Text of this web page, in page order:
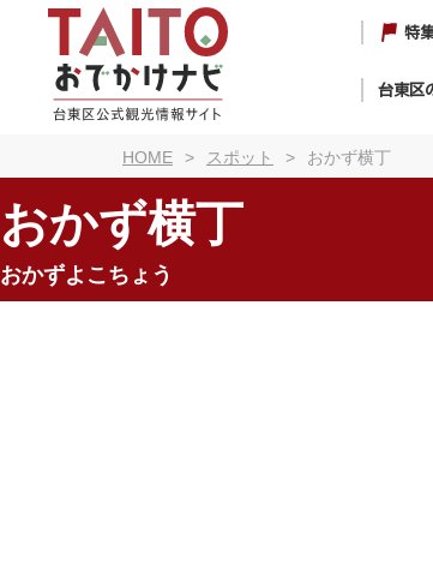
特
台東区
HOME スポット おかず横丁
おかず横丁
おかずよこちょう